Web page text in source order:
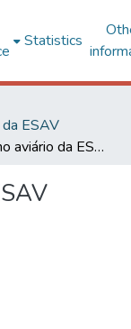
Statistics
ESAV
Visitantes no aviário da ESAV